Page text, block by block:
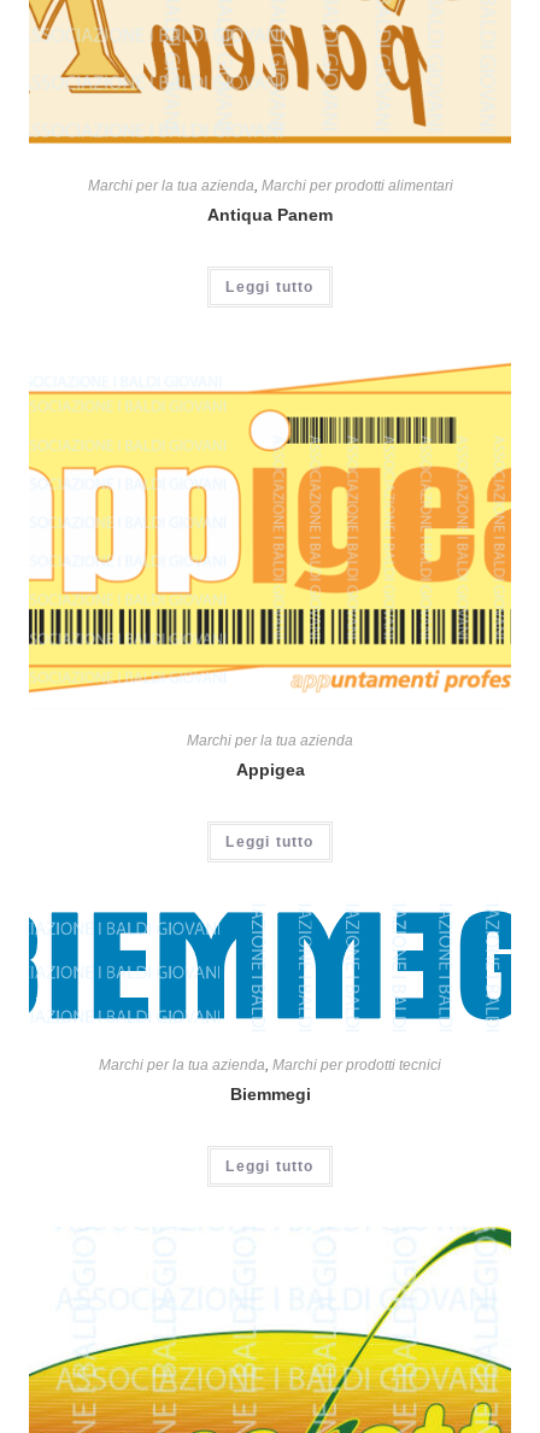
Marchi per la tua azienda, Marchi per prodotti alimentari
Antiqua Panem
Leggi tutto
Marchi per la tua azienda
Appigea
Leggi tutto
Marchi per la tua azienda, Marchi per prodotti tecnici
Biemmegi
Leggi tutto